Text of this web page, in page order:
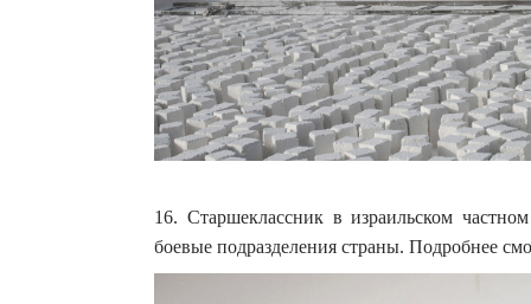
16. Старшеклассник в израильском
боевые подразделения страны. Подробнее